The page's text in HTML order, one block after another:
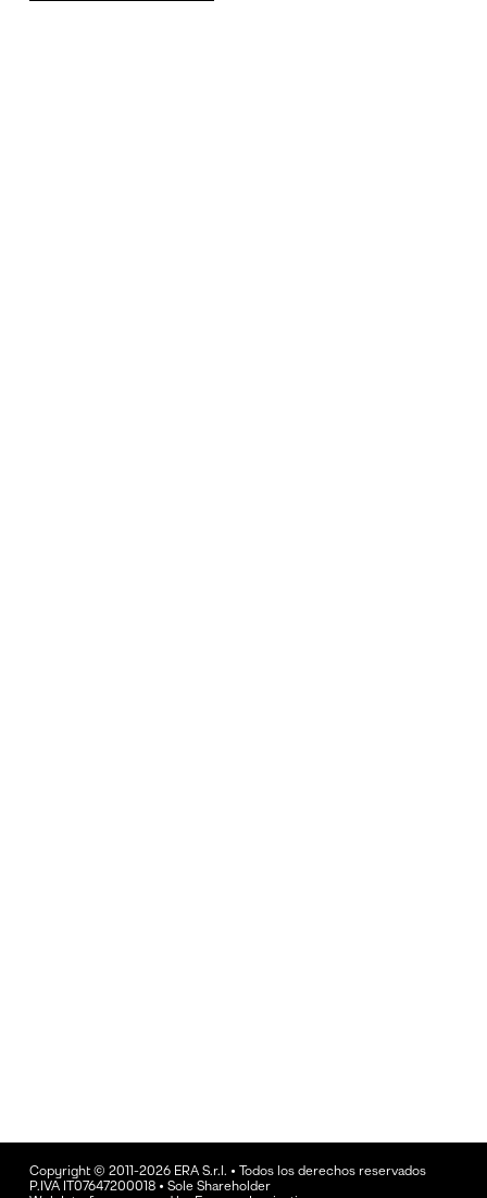
Copyright © 2011-2026 ERA S.r.l. • Todos los derechos reservados
P.IVA IT07647200018 • Sole Shareholder